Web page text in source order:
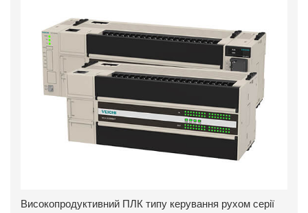
Високопродуктивний ПЛК типу керування рухом серії